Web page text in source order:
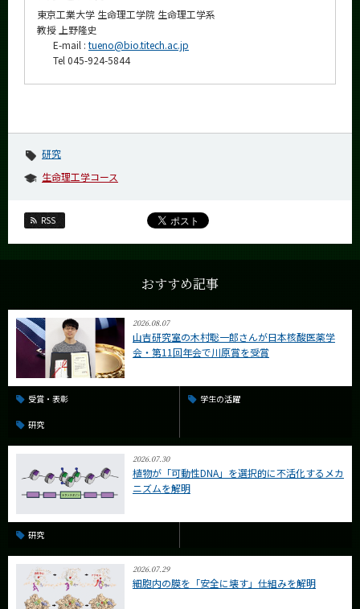
東京工業大学 生命理工学院 生命理工学系
教授 上野隆史
E-mail :tueno@bio.titech.ac.jp
Tel 045-924-5844
研究
生命理工学コース
RSS
おすすめ記事
2026.08.07
山吉研究室の木村聡一郎さんが日本核酸医薬学
会・第11回年会で川原賞を受賞
受賞・表彰 学生の活躍
研究
2026.07.30
植物が「可動性DNA」を選択的に不活化するメカ
ニズムを解明
研究
2026.07.29
細胞内の膜を「安全に壊す」仕組みを解明